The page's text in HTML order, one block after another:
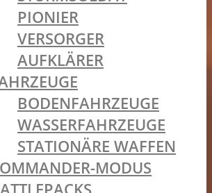
PIONIER
VERSORGER
AUFKLÄRER
BODENFAHRZEUGE
WASSERFAHRZEUGE
STATIONÄRE WAFFEN
MODUS